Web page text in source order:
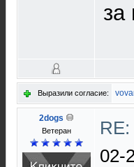
за
Выразили согласие:
2dogs
Ветеран
02-